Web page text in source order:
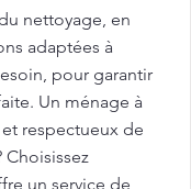
nettoyage, en
adaptées à
pour garantir
Un ménage à
respectueux de
un service de